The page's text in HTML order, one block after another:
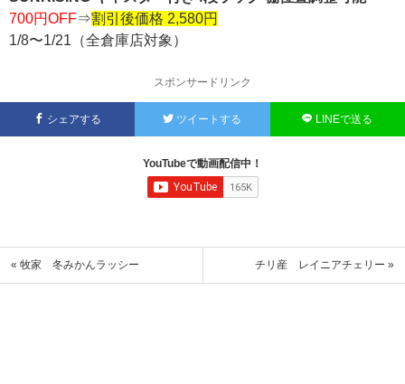
700円OFF⇒割引後価格 2,580円
1/8〜1/21（全倉庫店対象）
スポンサードリンク
シェアする ツイートする LINEで送る
YouTubeで動画配信中！
« 牧家 冬みかんラッシー チリ産 レイニアチェリー »